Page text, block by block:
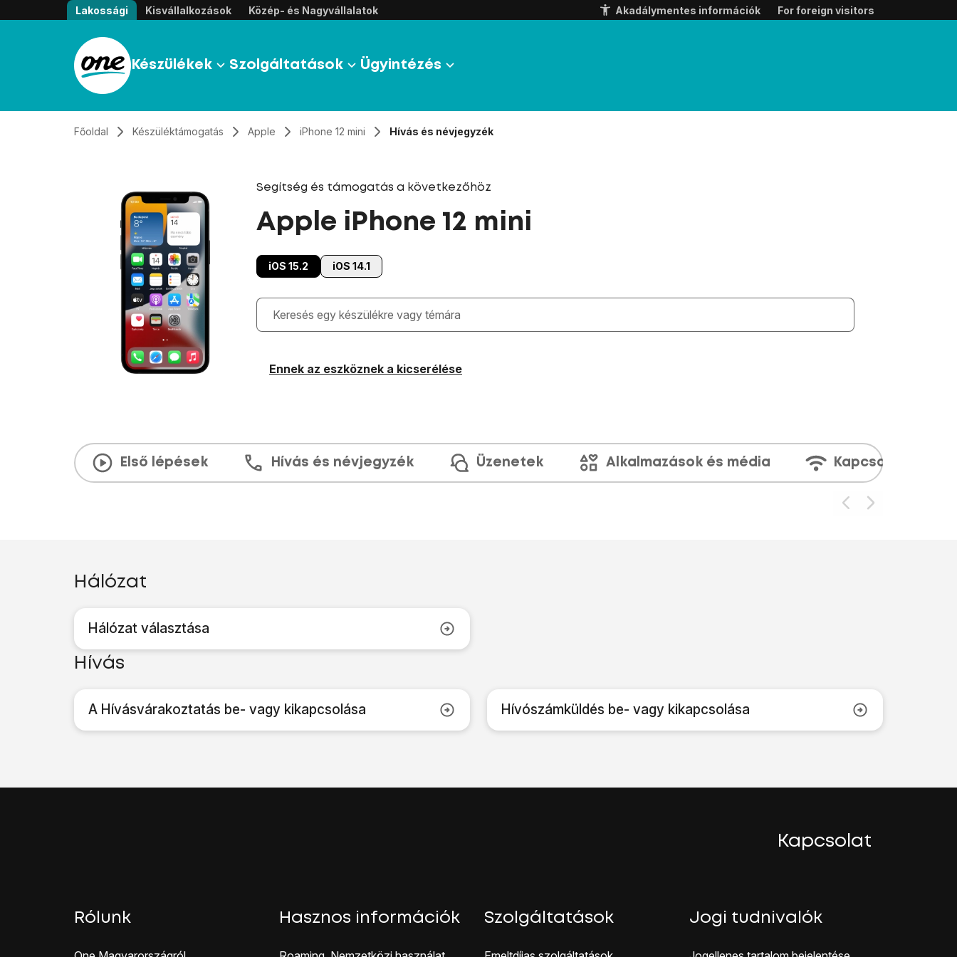
Átugrás, tovább a tartalomhoz
Lakossági Kisvállalkozások Közép- és Nagyvállalatok Akadálymentes információk For foreign visitors
Készülékek Szolgáltatások Ügyintézés
Főoldal Készüléktámogatás Apple iPhone 12 mini Hívás és névjegyzék
Segítség és támogatás a következőhöz
Apple iPhone 12 mini
iOS 15.2 iOS 14.1
Gépelés közben megjelennek a keresési javaslatok a mező alatt
Ennek az eszköznek a kicserélése
Első lépések Hívás és névjegyzék Üzenetek Alkalmazások és média Kapcsolatok
Hálózat
Hálózat választása
Hívás
A Hívásvárakoztatás be- vagy kikapcsolása Hívószámküldés be- vagy kikapcsolása
Kapcsolat
Rólunk Hasznos információk Szolgáltatások Jogi tudnivalók